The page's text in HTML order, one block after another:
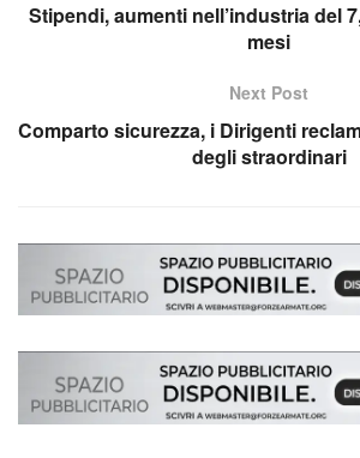
Stipendi, aumenti nell’industria del
mesi
Next Post
Comparto sicurezza, i Dirigenti
degli straordinari